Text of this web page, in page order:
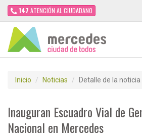
147 ATENCIÓN AL CIUDADANO
Inicio Noticias Detalle de la noticia
Inauguran Escuadro Vial de
Nacional en Mercedes